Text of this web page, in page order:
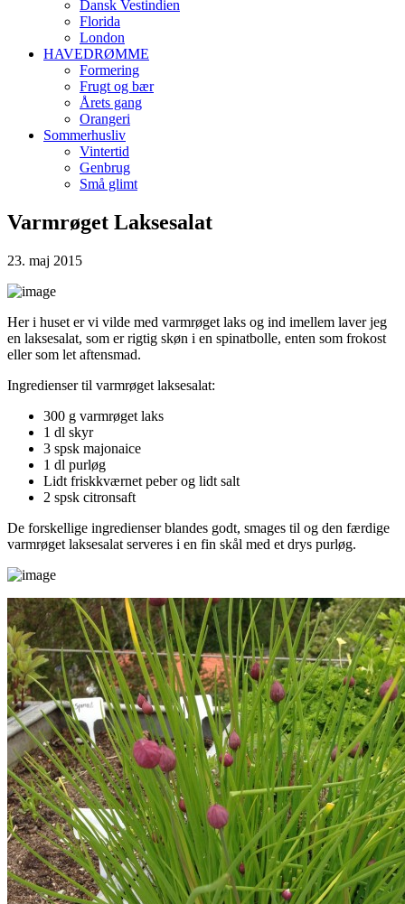
Dansk Vestindien
Florida
London
HAVEDRØMME
Formering
Frugt og bær
Årets gang
Orangeri
Sommerhusliv
Vintertid
Genbrug
Små glimt
Varmrøget Laksesalat
23. maj 2015
Her i huset er vi vilde med varmrøget laks og ind imellem laver jeg
en laksesalat, som er rigtig skøn i en spinatbolle, enten som frokost
eller som let aftensmad.
Ingredienser til varmrøget laksesalat:
300 g varmrøget laks
1 dl skyr
3 spsk majonaice
1 dl purløg
Lidt friskkværnet peber og lidt salt
2 spsk citronsaft
De forskellige ingredienser blandes godt, smages til og den færdige
varmrøget laksesalat serveres i en fin skål med et drys purløg.